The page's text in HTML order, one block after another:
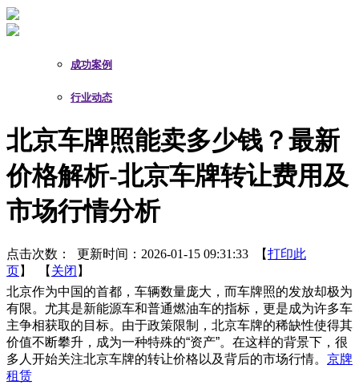
成功案例
行业动态
北京车牌照能卖多少钱？最新
价格解析-北京车牌转让费用及
市场行情分析
点击次数： 更新时间：2026-01-15 09:31:33 【打印此
页】 【 关闭 】
北京作为中国的首都，车辆数量庞大，而车牌照的发放却极为
有限。尤其是新能源车和普通燃油车的指标，更是成为许多车
主争相获取的目标。由于政策限制，北京车牌的稀缺性使得其
价值不断攀升，成为一种特殊的“资产”。在这样的背景下，很
多人开始关注北京车牌的转让价格以及背后的市场行情。 京牌
租赁